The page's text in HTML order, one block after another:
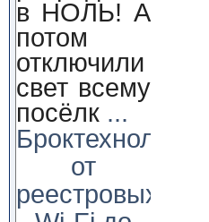
в НОЛЬ! А
потом
отключили
свет всему
посёлк ...
Броктехнолоджи:
от
реестровых